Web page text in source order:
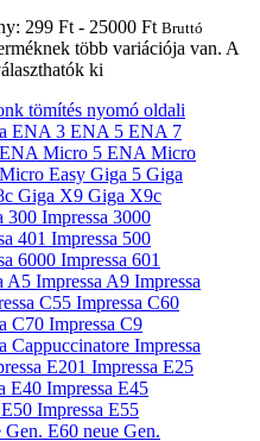
299 Ft - 25000 Ft Bruttó
több variációja van. A
ki